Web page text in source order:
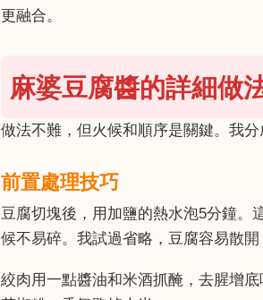
更融合。
麻婆豆腐醬的詳細做
做法不難，但火候和順序是關鍵。我分
前置處理技巧
豆腐切塊後，用加鹽的熱水泡5分鐘。
候不易碎。我試過省略，豆腐容易散開
絞肉用一點醬油和米酒抓醃，去腥增